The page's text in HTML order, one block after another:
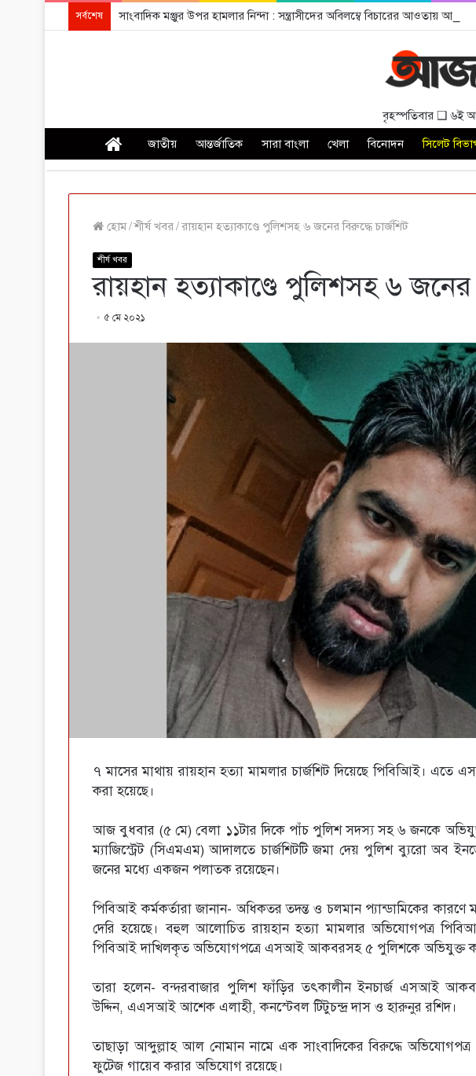
সর্বশেষ সাংবাদিক মঞ্জুর উপর হামলার নিন্দা : সন্ত্রাসীদের অবিলম্বে বিচারের আওতায় আনার
বৃহস্পতিবার ❑ ৬ই
জাতীয় আন্তর্জাতিক সারা বাংলা খেলা বিনোদন সিলেট
হোম/শীর্ষ খবর/রায়হান হত্যাকাণ্ডে পুলিশসহ ৬ জনের বিরুদ্ধে চার্জশিট
শীর্ষ খবর
রায়হান হত্যাকাণ্ডে পুলিশসহ ৬ জনের
৫ মে ২০২১
৭ মাসের মাথায় রায়হান হত্যা মামলার চার্জশিট দিয়েছে পিবিআিই।
করা হয়েছে।
আজ বুধবার (৫ মে) বেলা ১১টার দিকে পাঁচ পুলিশ সদস্য সহ ৬ জনকে
ম্যাজিস্ট্রেট (সিএমএম) আদালতে চার্জশিটটি জমা দেয় পুলিশ ব্যুরো অব
জনের মধ্যে একজন পলাতক রয়েছেন।
পিবিআই কর্মকর্তারা জানান- অধিকতর তদন্ত ও চলমান প্যান্ডামিকের কারণে
দেরি হয়েছে। বহুল আলোচিত রায়হান হত্যা মামলার অভিযোগপত্র
পিবিআই দাখিলকৃত অভিযোগপত্রে এসআই আকবরসহ ৫ পুলিশকে অভিযুক্ত
তারা হলেন- বন্দরবাজার পুলিশ ফাঁড়ির তৎকালীন ইনচার্জ এসআই
উদ্দিন, এএসআই আশেক এলাহী, কনস্টেবল টিটুচন্দ্র দাস ও হারুনুর রশিদ।
তাছাড়া আব্দুল্লাহ আল নোমান নামে এক সাংবাদিকের বিরুদ্ধে অভিযোগপত্র
ফুটেজ গায়েব করার অভিযোগ রয়েছে।